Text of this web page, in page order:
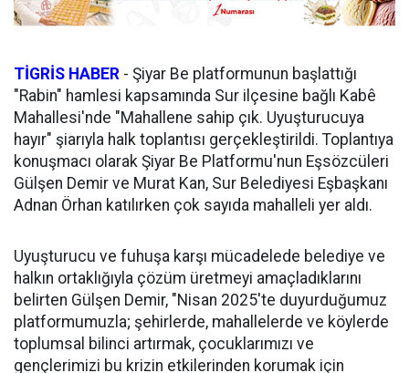
TİGRİS HABER - Şiyar Be platformunun başlattığı
"Rabin" hamlesi kapsamında Sur ilçesine bağlı Kabê
Mahallesi'nde "Mahallene sahip çık. Uyuşturucuya
hayır" şiarıyla halk toplantısı gerçekleştirildi. Toplantıya
konuşmacı olarak Şiyar Be Platformu'nun Eşsözcüleri
Gülşen Demir ve Murat Kan, Sur Belediyesi Eşbaşkanı
Adnan Örhan katılırken çok sayıda mahalleli yer aldı.
Uyuşturucu ve fuhuşa karşı mücadelede belediye ve
halkın ortaklığıyla çözüm üretmeyi amaçladıklarını
belirten Gülşen Demir, "Nisan 2025'te duyurduğumuz
platformumuzla; şehirlerde, mahallelerde ve köylerde
toplumsal bilinci artırmak, çocuklarımızı ve
gençlerimizi bu krizin etkilerinden korumak için